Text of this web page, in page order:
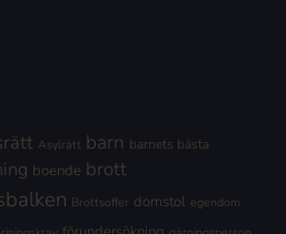
Asylrätt barn barnets bästa
boende brott
Brottsoffer domstol egendom